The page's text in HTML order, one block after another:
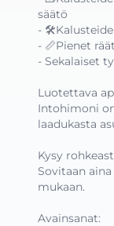
säätö
-
- 📏Pienet
- Sekalaiset
Luotettava
Intohimoni
laadukasta
Kysy
Sovitaan
mukaan.
Avainsanat: